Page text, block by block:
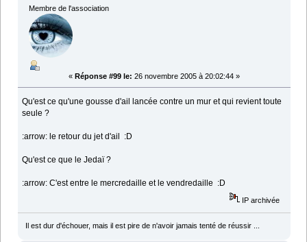
Membre de l'association
« Réponse #99 le: 26 novembre 2005 à 20:02:44 »
Qu'est ce qu'une gousse d'ail lancée contre un mur et qui revient toute
seule ?
:arrow: le retour du jet d'ail :D
Qu'est ce que le Jedaï ?
:arrow: C'est entre le mercredaille et le vendredaille :D
IP archivée
Il est dur d'échouer, mais il est pire de n'avoir jamais tenté de réussir ...